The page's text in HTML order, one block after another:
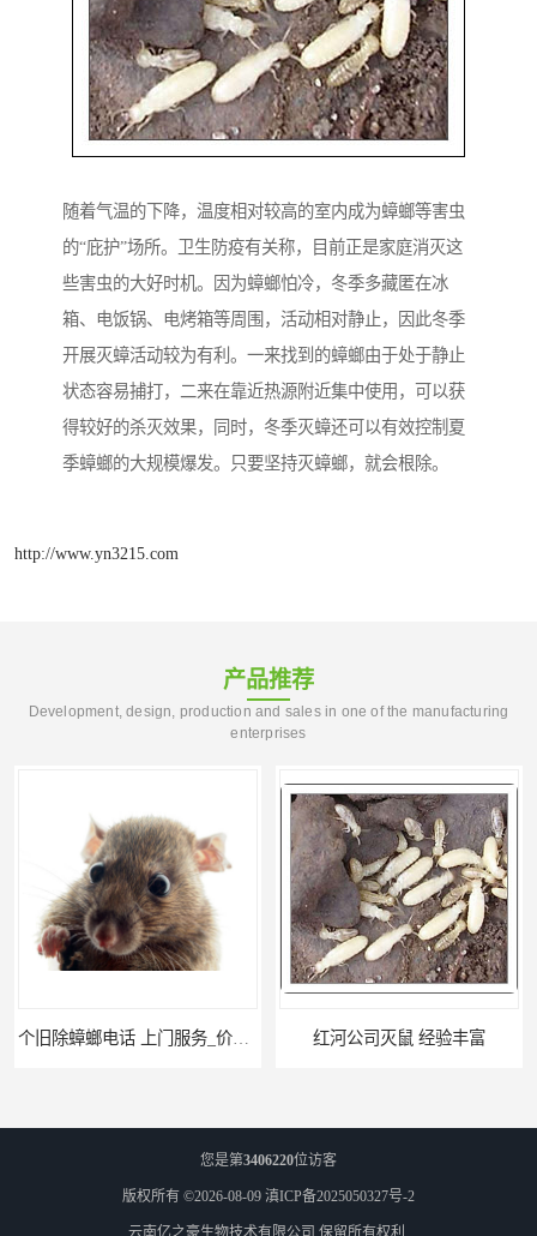
随着气温的下降，温度相对较高的室内成为蟑螂等害虫
的“庇护”场所。卫生防疫有关称，目前正是家庭消灭这
些害虫的大好时机。因为蟑螂怕冷，冬季多藏匿在冰
箱、电饭锅、电烤箱等周围，活动相对静止，因此冬季
开展灭蟑活动较为有利。一来找到的蟑螂由于处于静止
状态容易捕打，二来在靠近热源附近集中使用，可以获
得较好的杀灭效果，同时，冬季灭蟑还可以有效控制夏
季蟑螂的大规模爆发。只要坚持灭蟑螂，就会根除。
http://www.yn3215.com
产品推荐
Development, design, production and sales in one of the manufacturing
enterprises
红河公司灭鼠 经验丰富
您是第3406220位访客
版权所有 ©2026-08-09 滇ICP备2025050327号-2
云南亿之豪生物技术有限公司 保留所有权利.